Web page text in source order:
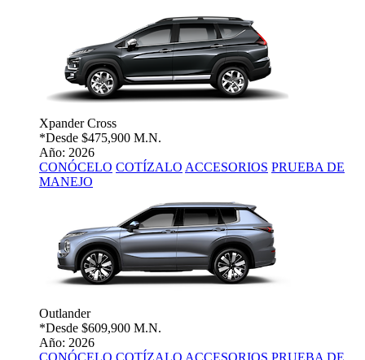
Xpander Cross
*Desde $475,900 M.N.
Año: 2026
CONÓCELO COTÍZALO ACCESORIOS PRUEBA DE
MANEJO
Outlander
*Desde $609,900 M.N.
Año: 2026